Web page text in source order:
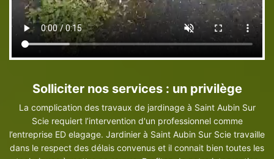
Solliciter nos services : un privilège
La complication des travaux de jardinage à Saint Aubin Sur
Scie requiert l’intervention d'un professionnel comme
l’entreprise ED elagage. Jardinier à Saint Aubin Sur Scie travaille
dans le respect des délais convenus et il connait bien toutes les